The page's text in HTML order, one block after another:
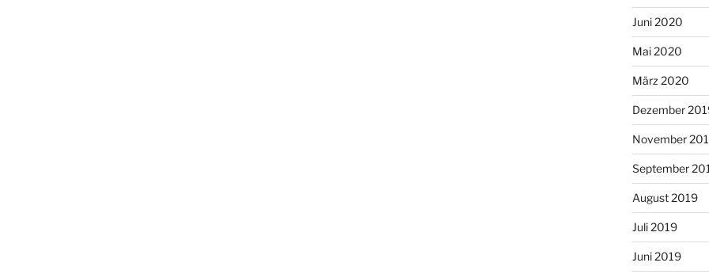
Juni 2020
Mai 2020
März 2020
Dezember
November
September
August 2019
Juli 2019
Juni 2019